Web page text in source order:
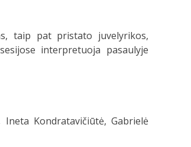
taip pat pristato juvelyrikos,
interpretuoja pasaulyje
Kondratavičiūtė, Gabrielė